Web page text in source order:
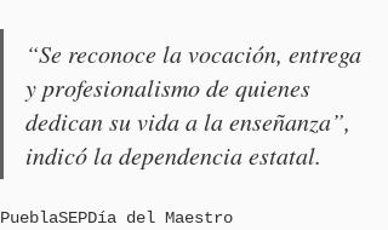
“Se reconoce la vocación, entrega
y profesionalismo de quienes
dedican su vida a la enseñanza”,
indicó la dependencia estatal.
PueblaSEPDía del Maestro